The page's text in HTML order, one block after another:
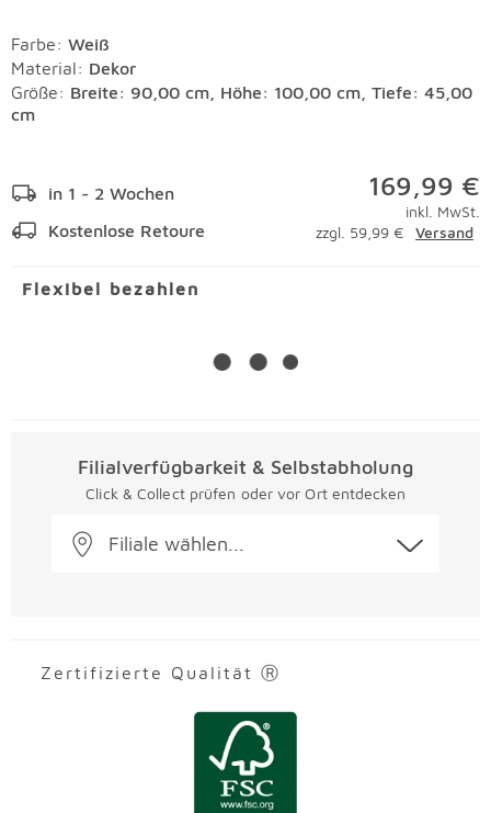
Farbe: Weiß
Material: Dekor
Größe: Breite: 90,00 cm, Höhe: 100,00 cm, Tiefe: 45,00
cm
in 1 - 2 Wochen
Kostenlose Retoure
169,99 €
inkl. MwSt.
zzgl. 59,99 €
Versand
Flexibel bezahlen
Filialverfügbarkeit & Selbstabholung
Click & Collect prüfen oder vor Ort entdecken
Filiale wählen...
Zertifizierte Qualität Ⓡ